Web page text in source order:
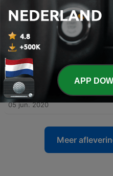
166. Ced en Len
25 nov. 2020
205 - 165. Bezit en Recap
30 okt. 2020
204 - 164. KeytoeAcademy
05 jun. 2020
Meer
APP